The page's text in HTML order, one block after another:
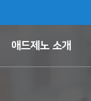
애드제노 소개